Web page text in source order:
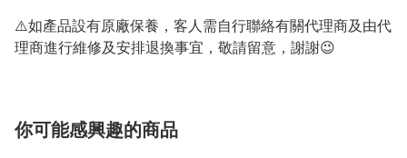
⚠️如產品設有原廠保養，客人需自行聯絡有關代理商及由代
理商進行維修及安排退換事宜，敬請留意，謝謝😉
你可能感興趣的商品